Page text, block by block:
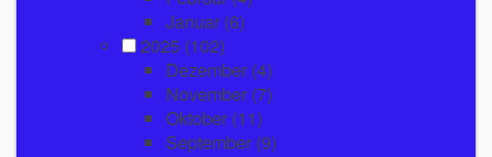
Januar (6)
2025 (102)
Dezember (4)
November (7)
Oktober (11)
September (9)